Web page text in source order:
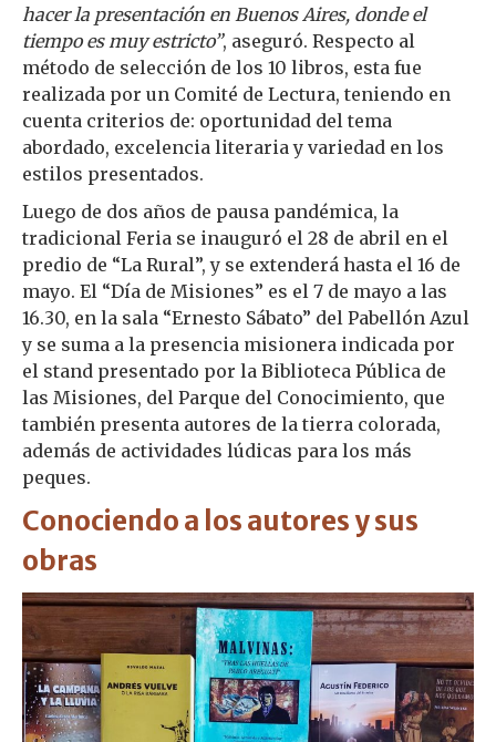
hacer la presentación en Buenos Aires, donde el
tiempo es muy estricto”, aseguró. Respecto al
método de selección de los 10 libros, esta fue
realizada por un Comité de Lectura, teniendo en
cuenta criterios de: oportunidad del tema
abordado, excelencia literaria y variedad en los
estilos presentados.
Luego de dos años de pausa pandémica, la
tradicional Feria se inauguró el 28 de abril en el
predio de “La Rural”, y se extenderá hasta el 16 de
mayo. El “Día de Misiones” es el 7 de mayo a las
16.30, en la sala “Ernesto Sábato” del Pabellón Azul
y se suma a la presencia misionera indicada por
el stand presentado por la Biblioteca Pública de
las Misiones, del Parque del Conocimiento, que
también presenta autores de la tierra colorada,
además de actividades lúdicas para los más
peques.
Conociendo a los autores y sus
obras